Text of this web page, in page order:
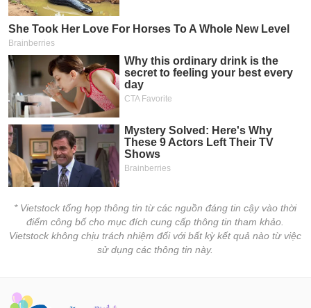
* Vietstock tổng hợp thông tin từ các nguồn đáng tin cậy vào thời
điểm công bố cho mục đích cung cấp thông tin tham khảo.
Vietstock không chịu trách nhiệm đối với bất kỳ kết quả nào từ việc
sử dụng các thông tin này.